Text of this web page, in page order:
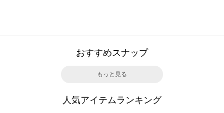
おすすめスナップ
もっと見る
人気アイテムランキング